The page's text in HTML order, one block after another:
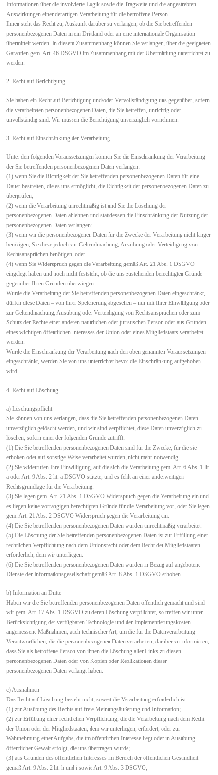
Informationen über die involvierte Logik sowie die Tragweite und die angestrebten
Auswirkungen einer derartigen Verarbeitung für die betroffene Person.
Ihnen steht das Recht zu, Auskunft darüber zu verlangen, ob die Sie betreffenden
personenbezogenen Daten in ein Drittland oder an eine internationale Organisation
übermittelt werden. In diesem Zusammenhang können Sie verlangen, über die geeigneten
Garantien gem. Art. 46 DSGVO im Zusammenhang mit der Übermittlung unterrichtet zu
werden.
2. Recht auf Berichtigung
Sie haben ein Recht auf Berichtigung und/oder Vervollständigung uns gegenüber, sofern
die verarbeiteten personenbezogenen Daten, die Sie betreffen, unrichtig oder
unvollständig sind. Wir müssen die Berichtigung unverzüglich vornehmen.
3. Recht auf Einschränkung der Verarbeitung
Unter den folgenden Voraussetzungen können Sie die Einschränkung der Verarbeitung
der Sie betreffenden personenbezogenen Daten verlangen:
(1) wenn Sie die Richtigkeit der Sie betreffenden personenbezogenen Daten für eine
Dauer bestreiten, die es uns ermöglicht, die Richtigkeit der personenbezogenen Daten zu
überprüfen;
(2) wenn die Verarbeitung unrechtmäßig ist und Sie die Löschung der
personenbezogenen Daten ablehnen und stattdessen die Einschränkung der Nutzung der
personenbezogenen Daten verlangen;
(3) wenn wir die personenbezogenen Daten für die Zwecke der Verarbeitung nicht länger
benötigen, Sie diese jedoch zur Geltendmachung, Ausübung oder Verteidigung von
Rechtsansprüchen benötigen, oder
(4) wenn Sie Widerspruch gegen die Verarbeitung gemäß Art. 21 Abs. 1 DSGVO
eingelegt haben und noch nicht feststeht, ob die uns zustehenden berechtigten Gründe
gegenüber Ihren Gründen überwiegen.
Wurde die Verarbeitung der Sie betreffenden personenbezogenen Daten eingeschränkt,
dürfen diese Daten – von ihrer Speicherung abgesehen – nur mit Ihrer Einwilligung oder
zur Geltendmachung, Ausübung oder Verteidigung von Rechtsansprüchen oder zum
Schutz der Rechte einer anderen natürlichen oder juristischen Person oder aus Gründen
eines wichtigen öffentlichen Interesses der Union oder eines Mitgliedstaats verarbeitet
werden.
Wurde die Einschränkung der Verarbeitung nach den oben genannten Voraussetzungen
eingeschränkt, werden Sie von uns unterrichtet bevor die Einschränkung aufgehoben
wird.
4. Recht auf Löschung
a) Löschungspflicht
Sie können von uns verlangen, dass die Sie betreffenden personenbezogenen Daten
unverzüglich gelöscht werden, und wir sind verpflichtet, diese Daten unverzüglich zu
löschen, sofern einer der folgenden Gründe zutrifft:
(1) Die Sie betreffenden personenbezogenen Daten sind für die Zwecke, für die sie
erhoben oder auf sonstige Weise verarbeitet wurden, nicht mehr notwendig.
(2) Sie widerrufen Ihre Einwilligung, auf die sich die Verarbeitung gem. Art. 6 Abs. 1 lit.
a oder Art. 9 Abs. 2 lit. a DSGVO stützte, und es fehlt an einer anderweitigen
Rechtsgrundlage für die Verarbeitung.
(3) Sie legen gem. Art. 21 Abs. 1 DSGVO Widerspruch gegen die Verarbeitung ein und
es liegen keine vorrangigen berechtigten Gründe für die Verarbeitung vor, oder Sie legen
gem. Art. 21 Abs. 2 DSGVO Widerspruch gegen die Verarbeitung ein.
(4) Die Sie betreffenden personenbezogenen Daten wurden unrechtmäßig verarbeitet.
(5) Die Löschung der Sie betreffenden personenbezogenen Daten ist zur Erfüllung einer
rechtlichen Verpflichtung nach dem Unionsrecht oder dem Recht der Mitgliedstaaten
erforderlich, dem wir unterliegen.
(6) Die Sie betreffenden personenbezogenen Daten wurden in Bezug auf angebotene
Dienste der Informationsgesellschaft gemäß Art. 8 Abs. 1 DSGVO erhoben.
b) Information an Dritte
Haben wir die Sie betreffenden personenbezogenen Daten öffentlich gemacht und sind
wir gem. Art. 17 Abs. 1 DSGVO zu deren Löschung verpflichtet, so treffen wir unter
Berücksichtigung der verfügbaren Technologie und der Implementierungskosten
angemessene Maßnahmen, auch technischer Art, um die für die Datenverarbeitung
Verantwortlichen, die die personenbezogenen Daten verarbeiten, darüber zu informieren,
dass Sie als betroffene Person von ihnen die Löschung aller Links zu diesen
personenbezogenen Daten oder von Kopien oder Replikationen dieser
personenbezogenen Daten verlangt haben.
c) Ausnahmen
Das Recht auf Löschung besteht nicht, soweit die Verarbeitung erforderlich ist
(1) zur Ausübung des Rechts auf freie Meinungsäußerung und Information;
(2) zur Erfüllung einer rechtlichen Verpflichtung, die die Verarbeitung nach dem Recht
der Union oder der Mitgliedstaaten, dem wir unterliegen, erfordert, oder zur
Wahrnehmung einer Aufgabe, die im öffentlichen Interesse liegt oder in Ausübung
öffentlicher Gewalt erfolgt, die uns übertragen wurde;
(3) aus Gründen des öffentlichen Interesses im Bereich der öffentlichen Gesundheit
gemäß Art. 9 Abs. 2 lit. h und i sowie Art. 9 Abs. 3 DSGVO;